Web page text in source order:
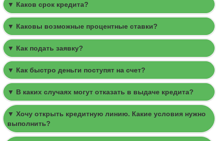
▼ Каков срок кредита?
▼ Каковы возможные процентные ставки?
▼ Как подать заявку?
▼ Как быстро деньги поступят на счет?
▼ В каких случаях могут отказать в выдаче кредита?
▼ Хочу открыть кредитную линию. Какие условия нужно
выполнить?